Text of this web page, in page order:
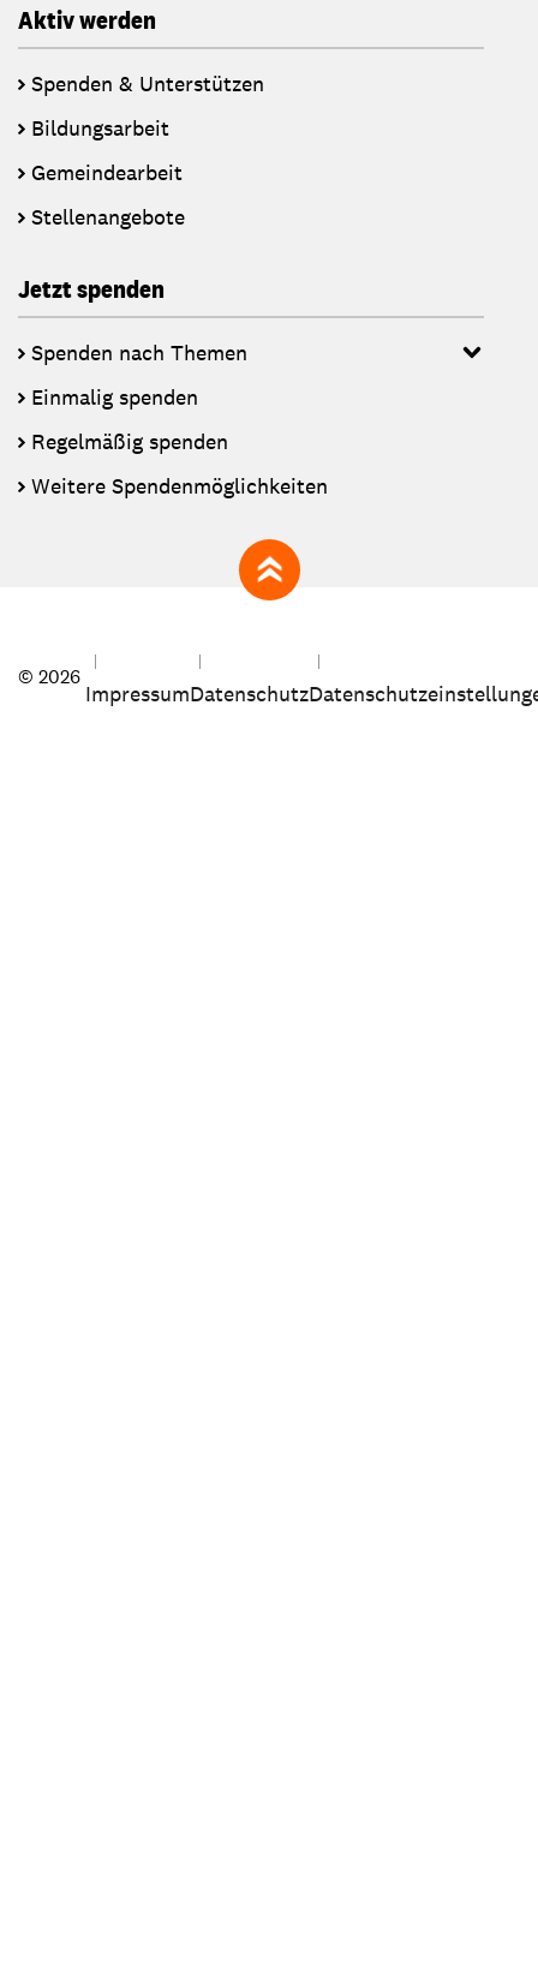
Aktiv werden
Spenden & Unterstützen
Bildungsarbeit
Gemeindearbeit
Stellenangebote
Jetzt spenden
Spenden nach Themen
Einmalig spenden
Regelmäßig spenden
Weitere Spendenmöglichkeiten
zum Seitenanfang
© 2026
ImpressumDatenschutz